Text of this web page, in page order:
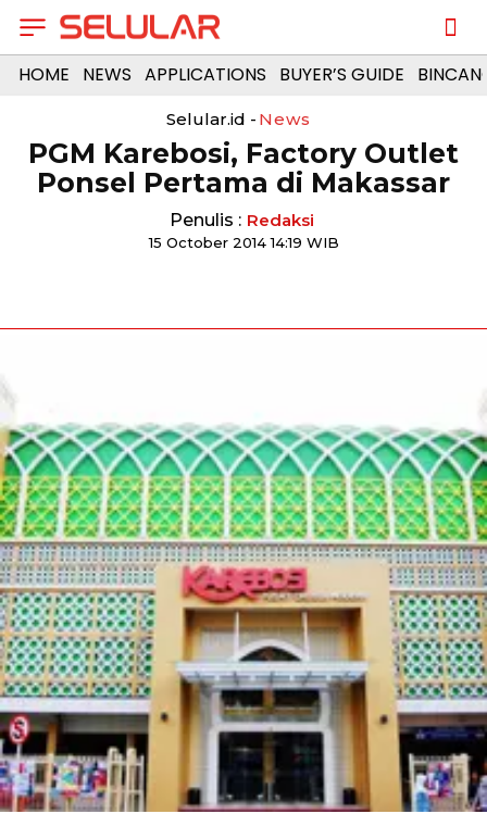
HOME NEWS APPLICATIONS BUYER’S GUIDE
Selular.id - News
PGM Karebosi, Factory Outlet
Ponsel Pertama di Makassar
Penulis : Redaksi
15 October 2014 14:19 WIB